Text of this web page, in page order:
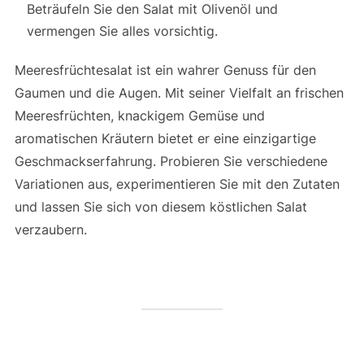
Beträufeln Sie den Salat mit Olivenöl und
vermengen Sie alles vorsichtig.
Meeresfrüchtesalat ist ein wahrer Genuss für den
Gaumen und die Augen. Mit seiner Vielfalt an frischen
Meeresfrüchten, knackigem Gemüse und
aromatischen Kräutern bietet er eine einzigartige
Geschmackserfahrung. Probieren Sie verschiedene
Variationen aus, experimentieren Sie mit den Zutaten
und lassen Sie sich von diesem köstlichen Salat
verzaubern.